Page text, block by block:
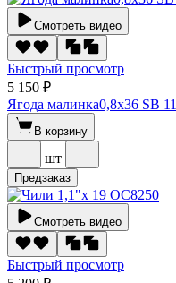
Смотреть видео
Быстрый просмотр
5 150 ₽
Ягода малинка0,8х36 SВ
В корзину
шт
Предзаказ
Смотреть видео
Быстрый просмотр